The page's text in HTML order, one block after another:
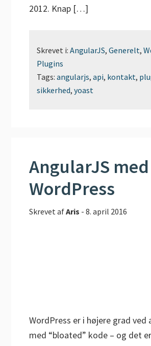
2012. Knap […]
Skrevet i:AngularJS,Generelt,
Plugins
Tags:angularjs,api, kontakt,
sikkerhed,yoast
AngularJS med
WordPress
Skrevet afAris -8. april 2016
WordPress er i højere grad
med “bloated” kode – og det